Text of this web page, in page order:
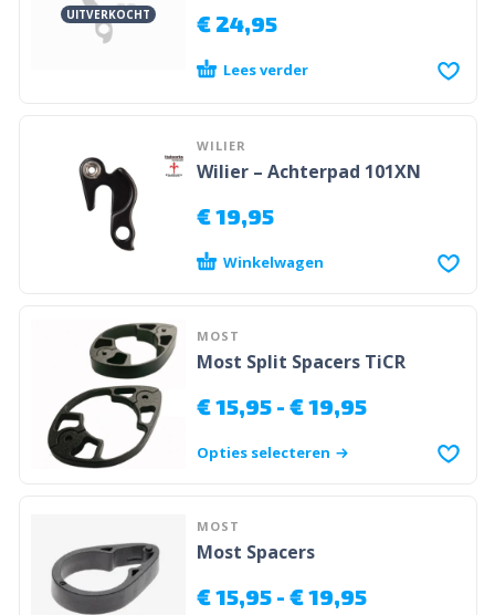
UITVERKOCHT €24,95
Lees verder
WILIER
Wilier – Achterpad 101XN
€19,95
Winkelwagen
MOST
Most Split Spacers TiCR
€15,95 - €19,95
Opties selecteren
MOST
Most Spacers
€15,95 - €19,95